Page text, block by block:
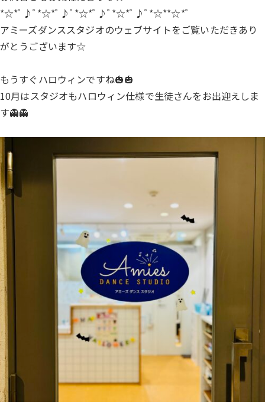
*☆*ﾟ♪ﾟ*☆*ﾟ♪ﾟ*☆*ﾟ♪ﾟ*☆*ﾟ♪ﾟ*☆**☆*ﾟ
アミーズダンススタジオのウェブサイトをご覧いただきあり
がとうございます☆
もうすぐハロウィンですね🎃🎃
10月はスタジオもハロウィン仕様で生徒さんをお出迎えしま
す👻👻